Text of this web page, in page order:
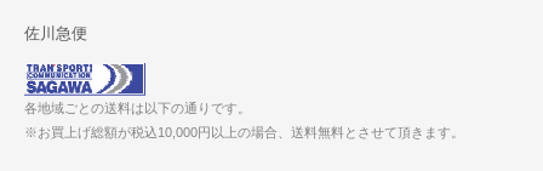
佐川急便
各地域ごとの送料は以下の通りです。
※お買上げ総額が税込10,000円以上の場合、送料無料とさせて頂きます。